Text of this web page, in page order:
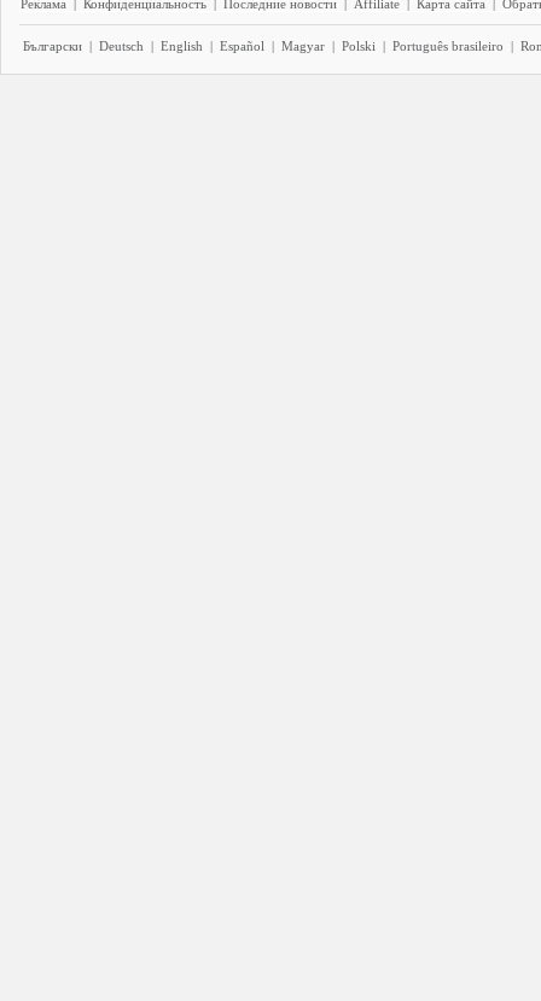
Реклама | Конфиденциальность | Последние новости | Affiliate | Карта сайта |
Български | Deutsch | English | Español | Magyar | Polski | Português brasileiro |